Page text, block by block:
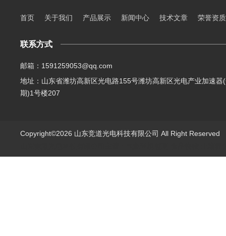
首页 关于我们 产品展示 新闻中心 技术文章 荣誉资质
联系方式
邮箱：1591259053@qq.com
地址：山东省潍坊高新区光电路155号潍坊高新区光电产业加速器
期)1号楼207
Copyright©2026 山东竞道光电科技有限公司 All Right